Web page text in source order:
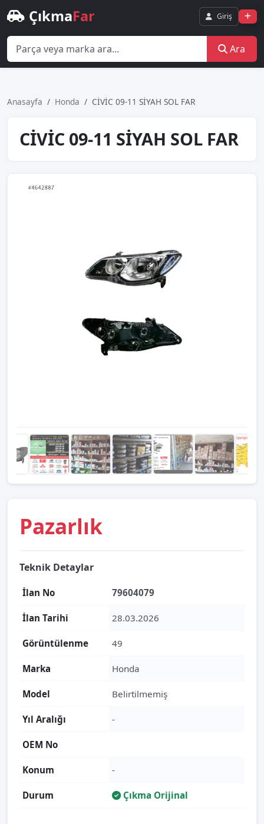
ÇıkmaFar Giriş
Ara
Anasayfa Honda CİVİC 09-11 SİYAH SOL FAR
CİVİC 09-11 SİYAH SOL FAR
Pazarlık
Teknik Detaylar
İlan No 79604079
İlan Tarihi 28.03.2026
Görüntülenme 49
Marka Honda
Model Belirtilmemiş
Yıl Aralığı -
OEM No
Konum -
Durum Çıkma Orijinal